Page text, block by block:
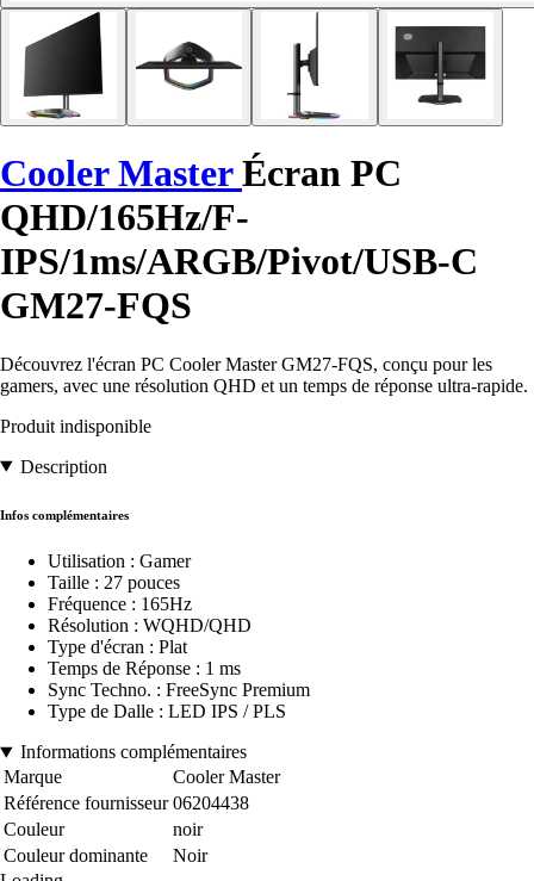
Cooler MasterÉcran PC
QHD/165Hz/F-
IPS/1ms/ARGB/Pivot/USB-C
GM27-FQS
Découvrez l'écran PC Cooler Master GM27-FQS, conçu pour les
gamers, avec une résolution QHD et un temps de réponse ultra-rapide.
Produit indisponible
Description
Infos complémentaires
Utilisation : Gamer
Taille : 27 pouces
Fréquence : 165Hz
Résolution : WQHD/QHD
Type d'écran : Plat
Temps de Réponse : 1 ms
Sync Techno. : FreeSync Premium
Type de Dalle : LED IPS / PLS
Informations complémentaires
Marque
Cooler Master
Référence fournisseur 06204438
Couleur
noir
Couleur dominante
Noir